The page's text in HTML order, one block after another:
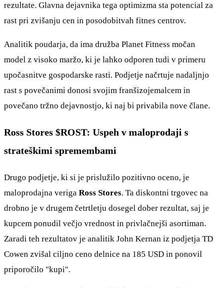
rezultate. Glavna dejavnika tega optimizma sta potencial za
rast pri zvišanju cen in posodobitvah fitnes centrov.
Analitik poudarja, da ima družba Planet Fitness močan
model z visoko maržo, ki je lahko odporen tudi v primeru
upočasnitve gospodarske rasti. Podjetje načrtuje nadaljnjo
rast s povečanimi donosi svojim franšizojemalcem in
povečano tržno dejavnostjo, ki naj bi privabila nove člane.
Ross Stores $ROST: Uspeh v maloprodaji s
strateškimi spremembami
Drugo podjetje, ki si je prislužilo pozitivno oceno, je
maloprodajna veriga Ross Stores. Ta diskontni trgovec na
drobno je v drugem četrtletju dosegel dober rezultat, saj je
kupcem ponudil večjo vrednost in privlačnejši asortiman.
Zaradi teh rezultatov je analitik John Kernan iz podjetja TD
Cowen zvišal ciljno ceno delnice na 185 USD in ponovil
priporočilo "kupi".